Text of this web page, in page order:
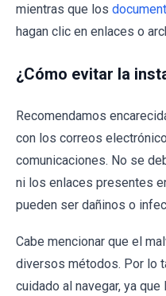
mientras que los
hagan clic en enlaces o
¿Cómo evitar la
Recomendamos
con los correos
comunicaciones. No se
ni los enlaces presentes
pueden ser dañinos o
Cabe mencionar que el
diversos métodos. Por lo
cuidado al navegar, ya